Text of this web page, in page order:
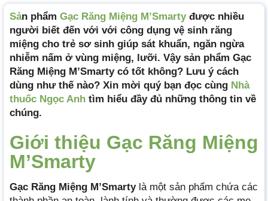
Sản phẩm Gạc Răng Miệng M’Smartyđược nhiều
người biết đến với với công dụng vệ sinh răng
miệng cho trẻ sơ sinh giúp sát khuẩn, ngăn ngừa
nhiễm nấm ở vùng miệng, lưỡi. Vậy sản phẩm Gạc
Răng Miệng M’Smarty có tốt không? Lưu ý cách
dùng như thế nào? Xin mời quý bạn đọc cùng Nhà
thuốc Ngọc Anh tìm hiểu đầy đủ những thông tin về
chúng.
Giới thiệu Gạc Răng Miệng
M’Smarty
Gạc Răng Miệng M’Smartylà một sản phẩm chứa các